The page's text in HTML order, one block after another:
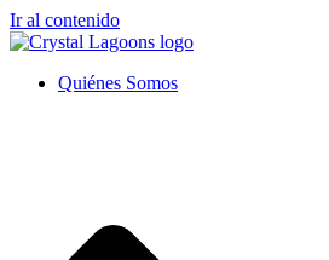
Ir al contenido
Quiénes Somos